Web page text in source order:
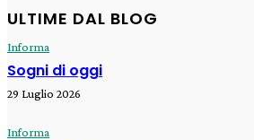
ULTIME DAL BLOG
Informa
Sogni di oggi
29 Luglio 2026
Informa